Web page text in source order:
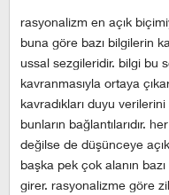
rasyonalizm en açık
buna göre bazı bilgilerin
ussal sezgileridir. bilgi bu
kavranmasıyla ortaya
kavradıkları duyu
bunların bağlantılarıdır.
değilse de düşünceye
başka pek çok alanın
girer. rasyonalizme göre